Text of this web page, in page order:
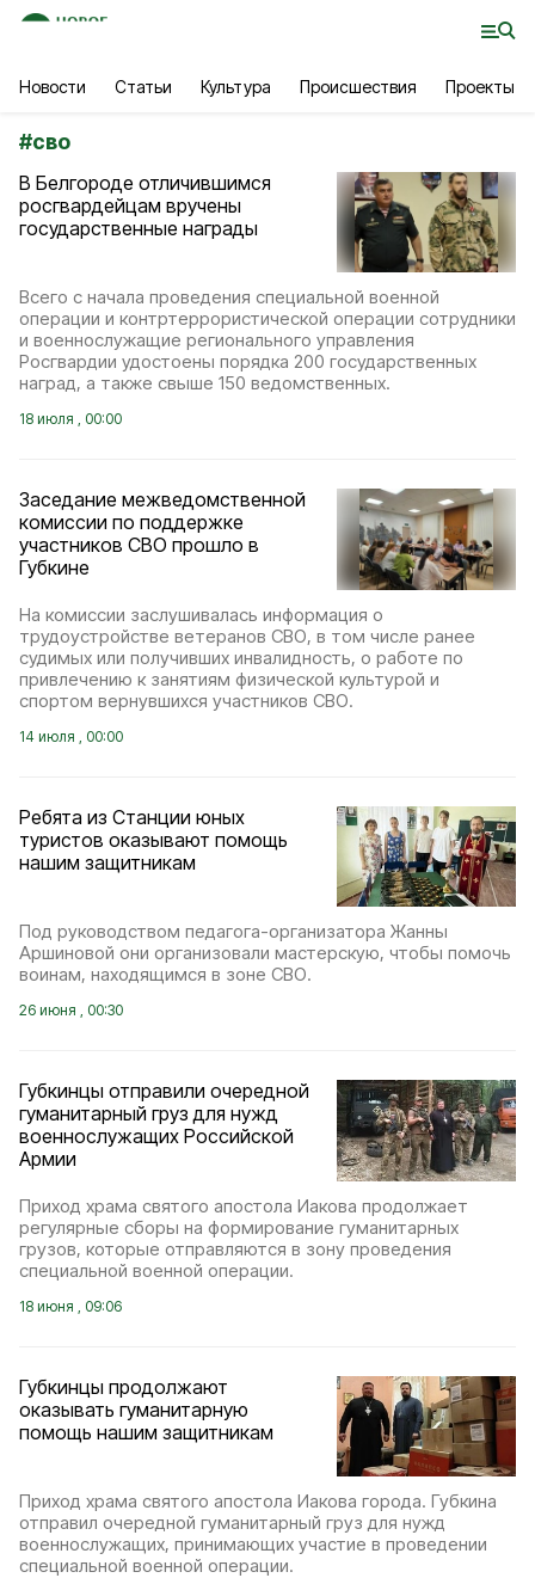
Новости Статьи Культура Происшествия Проекты
#сво
В Белгороде отличившимся
росгвардейцам вручены
государственные награды
Всего с начала проведения специальной военной
операции и контртеррористической операции сотрудники
и военнослужащие регионального управления
Росгвардии удостоены порядка 200 государственных
наград, а также свыше 150 ведомственных.
18 июля , 00:00
Заседание межведомственной
комиссии по поддержке
участников СВО прошло в
Губкине
На комиссии заслушивалась информация о
трудоустройстве ветеранов СВО, в том числе ранее
судимых или получивших инвалидность, о работе по
привлечению к занятиям физической культурой и
спортом вернувшихся участников СВО.
14 июля , 00:00
Ребята из Станции юных
туристов оказывают помощь
нашим защитникам
Под руководством педагога-организатора Жанны
Аршиновой они организовали мастерскую, чтобы помочь
воинам, находящимся в зоне СВО.
26 июня , 00:30
Губкинцы отправили очередной
гуманитарный груз для нужд
военнослужащих Российской
Армии
Приход храма святого апостола Иакова продолжает
регулярные сборы на формирование гуманитарных
грузов, которые отправляются в зону проведения
специальной военной операции.
18 июня , 09:06
Губкинцы продолжают
оказывать гуманитарную
помощь нашим защитникам
Приход храма святого апостола Иакова города. Губкина
отправил очередной гуманитарный груз для нужд
военнослужащих, принимающих участие в проведении
специальной военной операции.